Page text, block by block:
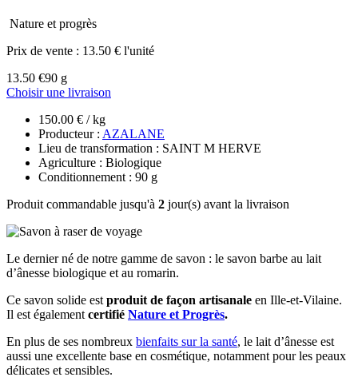
Nature et progrès
Prix de vente : 13.50 € l'unité
13.50 €90 g
Choisir une livraison
150.00 € / kg
Producteur : AZALANE
Lieu de transformation : SAINT M HERVE
Agriculture : Biologique
Conditionnement : 90 g
Produit commandable jusqu'à 2 jour(s) avant la livraison
Le dernier né de notre gamme de savon : le savon barbe au lait
d’ânesse biologique et au romarin.
Ce savon solide est produit de façon artisanale en Ille-et-Vilaine.
Il est également certifié Nature et Progrès.
En plus de ses nombreux bienfaits sur la santé, le lait d’ânesse est
aussi une excellente base en cosmétique, notamment pour les peaux
délicates et sensibles.